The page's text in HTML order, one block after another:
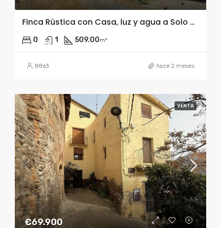
Finca Rústica con Casa, luz y agua a Solo 2 Minutos de Barbastro – Ideal como Finca de Recreo
0 1 509.00m²
8863 hace 2 meses
VENTA
€69.900